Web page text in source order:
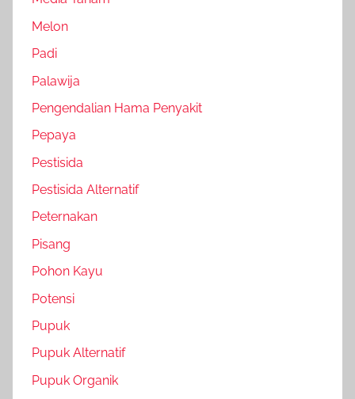
Melon
Padi
Palawija
Pengendalian Hama Penyakit
Pepaya
Pestisida
Pestisida Alternatif
Peternakan
Pisang
Pohon Kayu
Potensi
Pupuk
Pupuk Alternatif
Pupuk Organik